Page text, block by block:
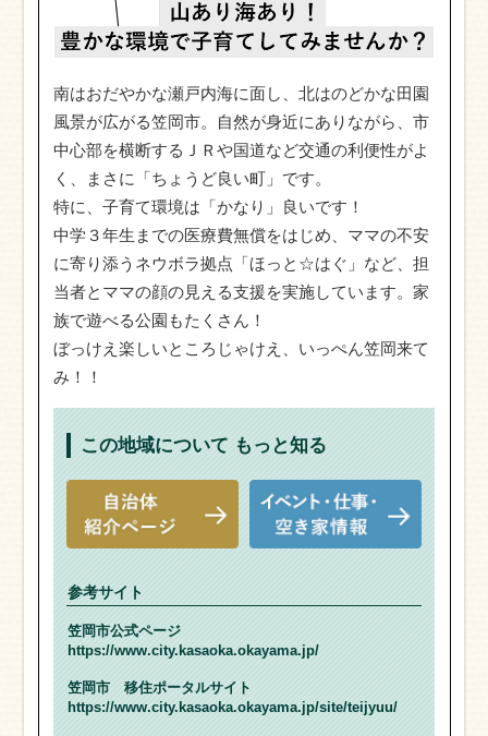
南はおだやかな瀬戸内海に面し、北はのどかな田園
風景が広がる笠岡市。自然が身近にありながら、市
中心部を横断するＪＲや国道など交通の利便性がよ
く、まさに「ちょうど良い町」です。
特に、子育て環境は「かなり」良いです！
中学３年生までの医療費無償をはじめ、ママの不安
に寄り添うネウボラ拠点「ほっと☆はぐ」など、担
当者とママの顔の見える支援を実施しています。家
族で遊べる公園もたくさん！
ぼっけえ楽しいところじゃけえ、いっぺん笠岡来て
み！！
この地域について もっと知る
参考サイト
笠岡市公式ページ
https://www.city.kasaoka.okayama.jp/
笠岡市 移住ポータルサイト
https://www.city.kasaoka.okayama.jp/site/teijyuu/